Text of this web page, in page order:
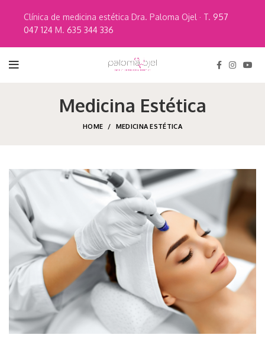
Medicina Estética
HOME MEDICINA ESTÉTICA
Clínica de medicina estética Dra. Paloma Ojel · T. 957
047 124 M. 635 344 336